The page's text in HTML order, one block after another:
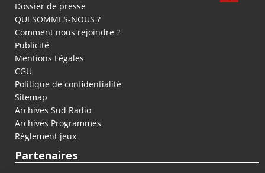
Dossier de presse
QUI SOMMES-NOUS ?
Comment nous rejoindre ?
Publicité
Mentions Légales
CGU
Politique de confidentialité
Sitemap
Archives Sud Radio
Archives Programmes
Règlement jeux
Partenaires